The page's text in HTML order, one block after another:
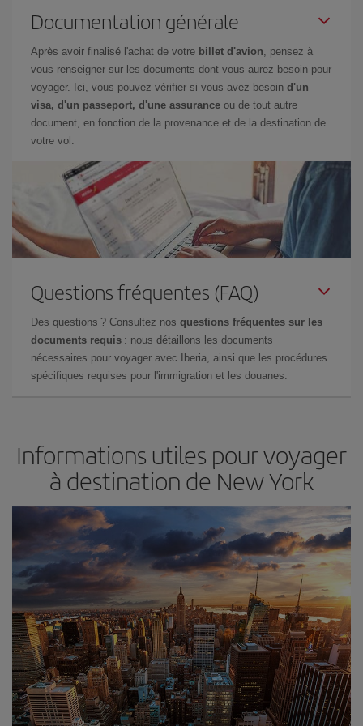
Documentation générale
Après avoir finalisé l'achat de votre billet d'avion, pensez à
vous renseigner sur les documents dont vous aurez besoin pour
voyager. Ici, vous pouvez vérifier si vous avez besoin d'un
visa, d'un passeport, d'une assurance ou de tout autre
document, en fonction de la provenance et de la destination de
votre vol.
Questions fréquentes (FAQ)
Des questions ? Consultez nos questions fréquentes sur les
documents requis : nous détaillons les documents
nécessaires pour voyager avec Iberia, ainsi que les procédures
spécifiques requises pour l'immigration et les douanes.
Informations utiles pour voyager
à destination de New York